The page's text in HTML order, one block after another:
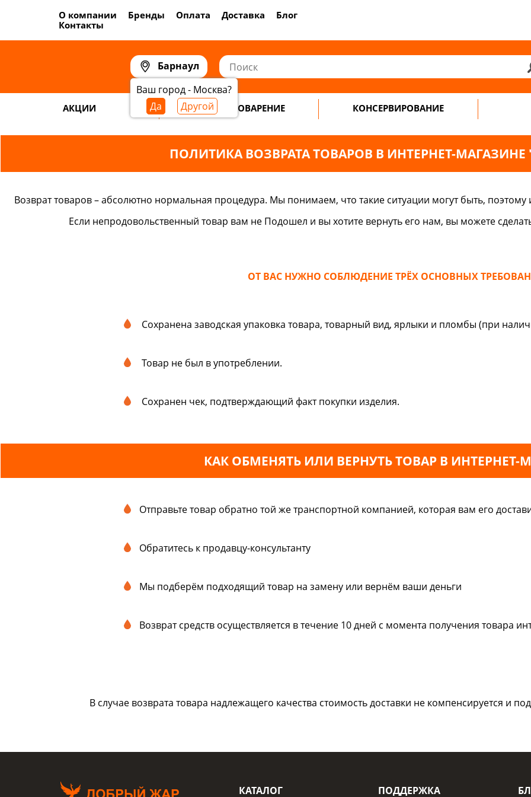
О компании Бренды Оплата Доставка
Блог
Контакты
Ваш город - Москва?
Да
Другой
Барнаул
АКЦИИ САМОГОНОВАРЕНИЕ КОНСЕРВИРОВАНИЕ
ПОЛИТИКА ВОЗВРАТА ТОВАРОВ В ИНТЕРНЕТ-
Возврат товаров – абсолютно нормальная процедура. Мы понимаем, что такие ситуации могут быть,
Если непродовольственный товар вам не Подошел и вы хотите вернуть его нам, вы можете
ОТ ВАС НУЖНО СОБЛЮДЕНИЕ ТРЁХ ОСНОВНЫХ
Сохранена заводская упаковка товара, товарный вид, ярлыки и пломбы (при
Товар не был в употреблении.
Сохранен чек, подтверждающий факт покупки изделия.
КАК ОБМЕНЯТЬ ИЛИ ВЕРНУТЬ ТОВАР В ИНТЕРНЕТ-
Отправьте товар обратно той же транспортной компанией, которая вам его
Обратитесь к продавцу-консультанту
Мы подберём подходящий товар на замену или вернём ваши деньги
Возврат средств осуществляется в течение 10 дней с момента получения товара
В случае возврата товара надлежащего качества стоимость доставки не компенсируется и
КАТАЛОГ ПОДДЕРЖКА